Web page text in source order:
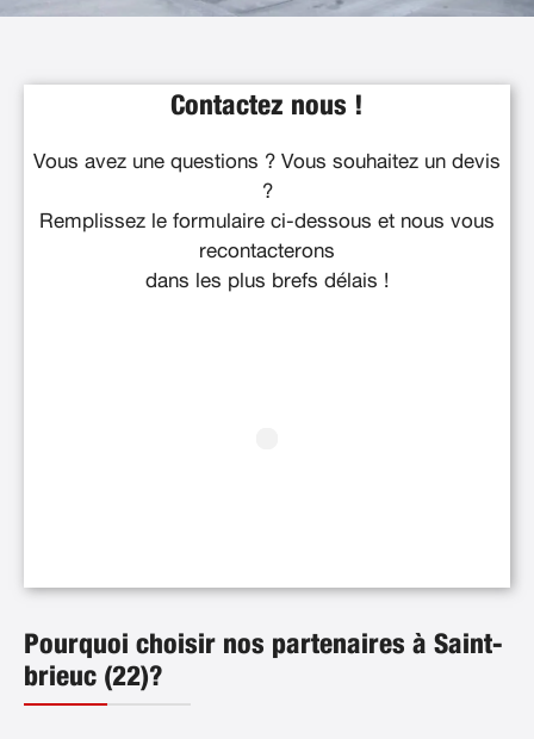
Contactez nous !
Vous avez une questions ? Vous souhaitez un devis
?
Remplissez le formulaire ci-dessous et nous vous
recontacterons
dans les plus brefs délais !
Pourquoi choisir nos partenaires à Saint-
brieuc (22)?